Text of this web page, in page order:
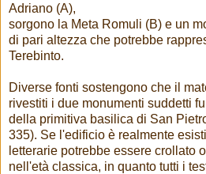
Adriano (A),
sorgono la Meta Romuli (B) e un
di pari altezza che potrebbe
Terebinto.
Diverse fonti sostengono che il
rivestiti i due monumenti suddetti
della primitiva basilica di San
335). Se l'edificio è realmente
letterarie potrebbe essere crollato
nell'età classica, in quanto tutti i